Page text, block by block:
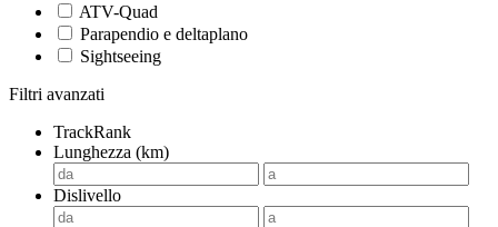
ATV-Quad
Parapendio e deltaplano
Sightseeing
Filtri avanzati
TrackRank
Lunghezza (km)
Dislivello